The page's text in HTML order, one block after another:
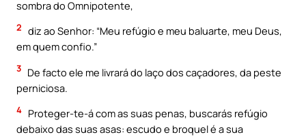
sombra do Omnipotente,
2 diz ao Senhor: “Meu refúgio e meu baluarte, meu Deus,
em quem confio.”
3 De facto ele me livrará do laço dos caçadores, da peste
perniciosa.
4 Proteger-te-á com as suas penas, buscarás refúgio
debaixo das suas asas: escudo e broquel é a sua